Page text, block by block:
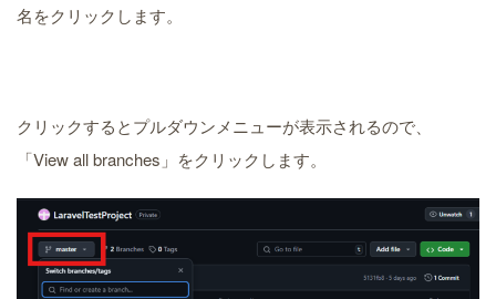
名をクリックします。
クリックするとプルダウンメニューが表示されるので、
「View all branches」をクリックします。